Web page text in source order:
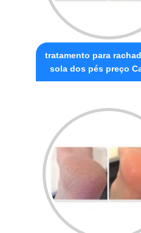
tratamento para
sola dos pés preço